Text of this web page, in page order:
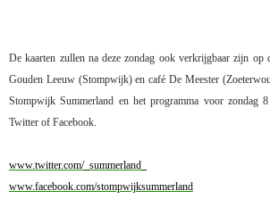
De kaarten zullen na deze zondag ook verkrijgbaar zijn op
Gouden Leeuw (Stompwijk) en café De Meester
Stompwijk Summerland en het programma voor zondag
Twitter of Facebook.
www.twitter.com/_summerland_
www.facebook.com/stompwijksummerland